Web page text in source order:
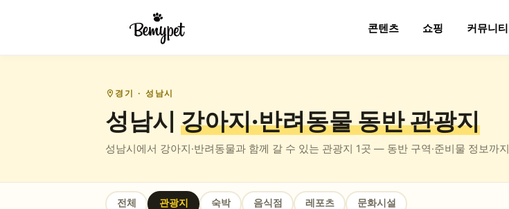
콘텐츠 쇼핑 커뮤니티
경기 · 성남시
성남시 강아지·반려동물 동반관광지
성남시에서 강아지·반려동물과 함께 갈 수 있는 관광지 1곳 — 동반 구역·준비물 정보까지
전체 관광지 숙박 음식점 레포츠 문화시설